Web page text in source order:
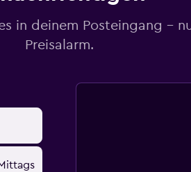
in deinem Posteingang –
Preisalarm.